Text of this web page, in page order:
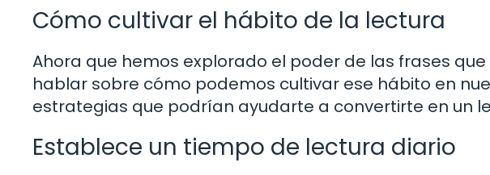
Cómo cultivar el hábito de la lectura
Ahora que hemos explorado el poder de las frases
hablar sobre cómo podemos cultivar ese hábito en
estrategias que podrían ayudarte a convertirte en un
Establece un tiempo de lectura diario